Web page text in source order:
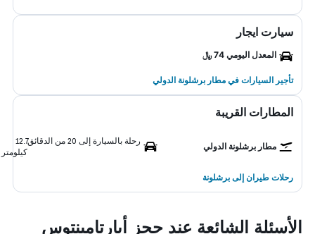
سيارت ايجار
المعدل اليومي 74 ﷼
تأجير السيارات في مطار برشلونة الدولي
المطارات القريبة
مطار برشلونة الدولي
رحلة بالسيارة إلى 20 من الدقائق
12.7
كيلومتر
رحلات طيران إلى برشلونة
الأسئلة الشائعة عند حجز أبارتامينتوس